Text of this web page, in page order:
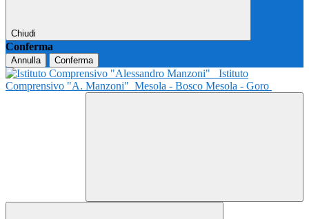
Chiudi
Conferma
Annulla Conferma
Istituto
Comprensivo "A. Manzoni" Mesola - Bosco Mesola - Goro